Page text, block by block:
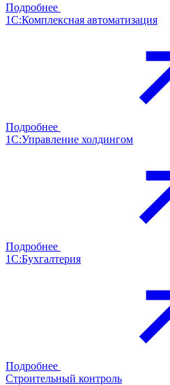
Подробнее
1С:Комплексная автоматизация
Подробнее
1С:Управление холдингом
Подробнее
1С:Бухгалтерия
Подробнее
Строительный контроль